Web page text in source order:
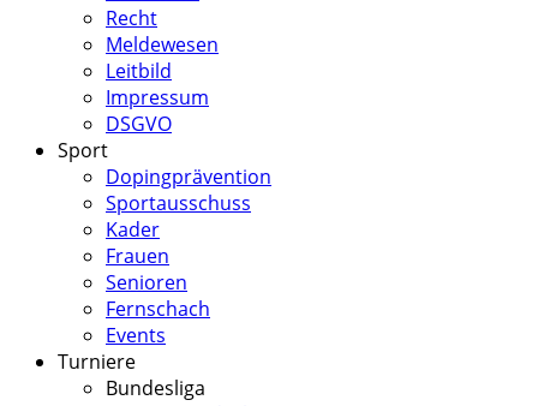
Recht
Meldewesen
Leitbild
Impressum
DSGVO
Sport
Dopingprävention
Sportausschuss
Kader
Frauen
Senioren
Fernschach
Events
Turniere
Bundesliga